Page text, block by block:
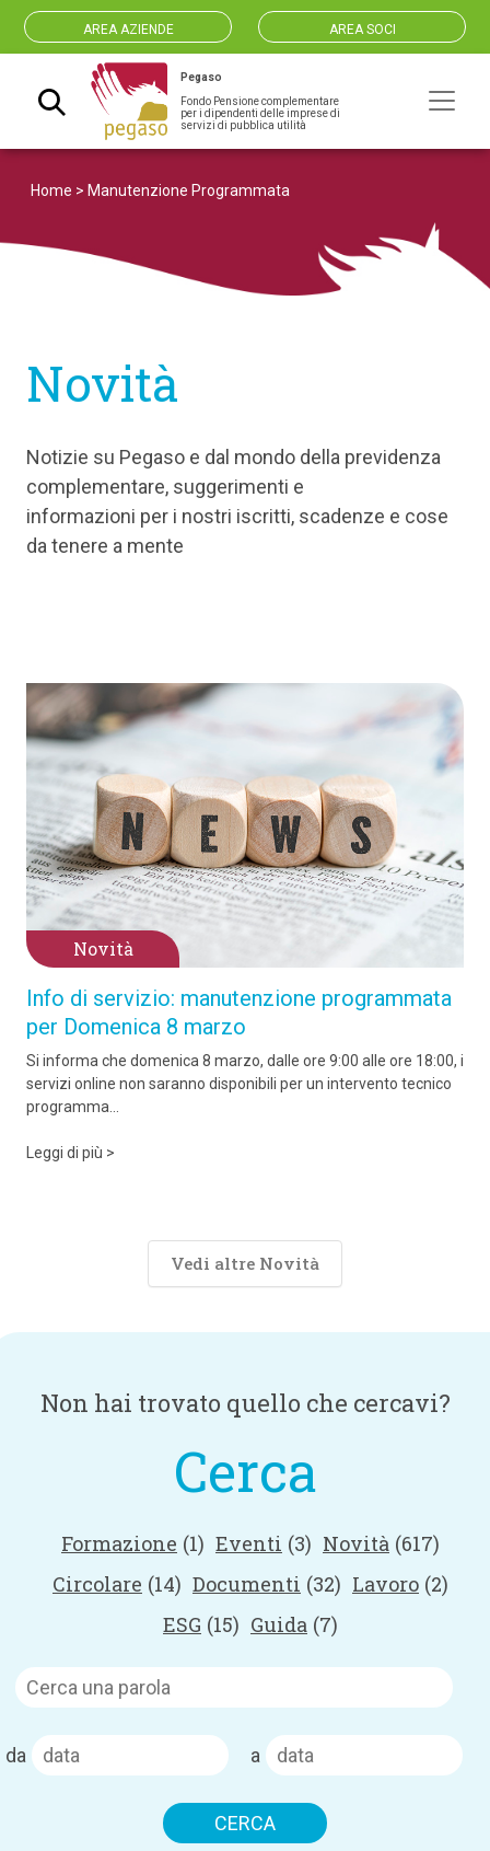
AREA AZIENDE AREA SOCI
Navigazione principale
Pegaso
Fondo Pensione complementare
per i dipendenti delle imprese di
servizi di pubblica utilità
Home > Manutenzione Programmata
Novità
Notizie su Pegaso e dal mondo della previdenza
complementare, suggerimenti e
informazioni per i nostri iscritti, scadenze e cose
da tenere a mente
Novità
Info di servizio: manutenzione programmata
per Domenica 8 marzo
Si informa che domenica 8 marzo, dalle ore 9:00 alle ore 18:00, i
servizi online non saranno disponibili per un intervento tecnico
programma...
Leggi di più >
Vedi altre Novità
Non hai trovato quello che cercavi?
Cerca
Formazione (1) Eventi (3) Novità (617)
Circolare (14) Documenti (32) Lavoro (2)
ESG (15) Guida (7)
da a